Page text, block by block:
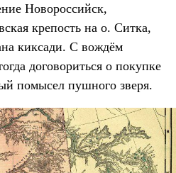
Новороссийск,
крепость на о. Ситка,
киксади. С вождём
договориться о покупке
помысел пушного зверя.